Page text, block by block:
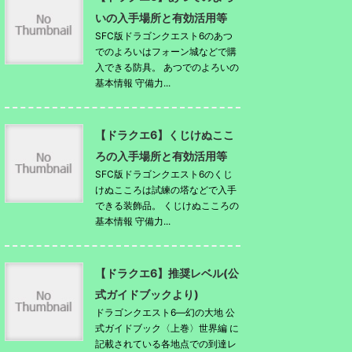
いの入手場所と有効活用等
SFC版ドラゴンクエスト6のあつ
でのよろいはフォーン城などで購
入できる防具。 あつでのよろいの
基本情報 守備力...
【ドラクエ6】くじけぬここ
ろの入手場所と有効活用等
SFC版ドラゴンクエスト6のくじ
けぬこころは試練の塔などで入手
できる装飾品。 くじけぬこころの
基本情報 守備力...
【ドラクエ6】推奨レベル(公
式ガイドブックより)
ドラゴンクエスト6―幻の大地 公
式ガイドブック〈上巻〉世界編 に
記載されている各地点での到達レ